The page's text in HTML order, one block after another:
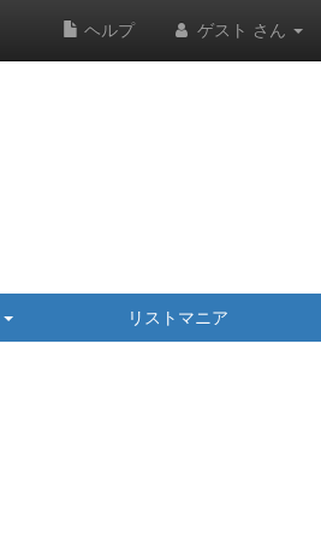
ヘルプ ゲスト さん
リストマニア